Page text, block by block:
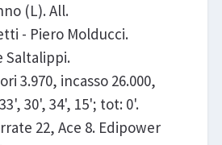
(L). All.
- Piero Molducci.
Saltalippi.
3.970, incasso 26.000,
30', 34', 15'; tot: 0'.
22, Ace 8. Edipower